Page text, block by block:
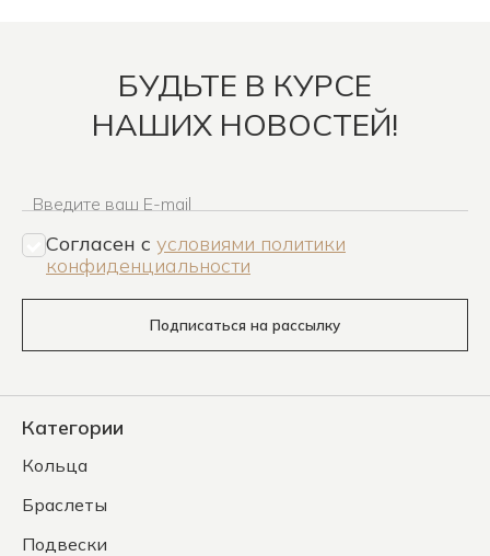
БУДЬТЕ В КУРСЕ
НАШИХ НОВОСТЕЙ!
Введите ваш E-mail
Согласен c условиями политики
конфиденциальности
Подписаться на рассылку
Категории
Кольца
Браслеты
Подвески